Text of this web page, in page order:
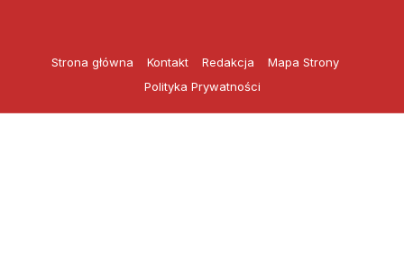
Strona główna Kontakt Redakcja
Mapa Strony
Polityka Prywatności